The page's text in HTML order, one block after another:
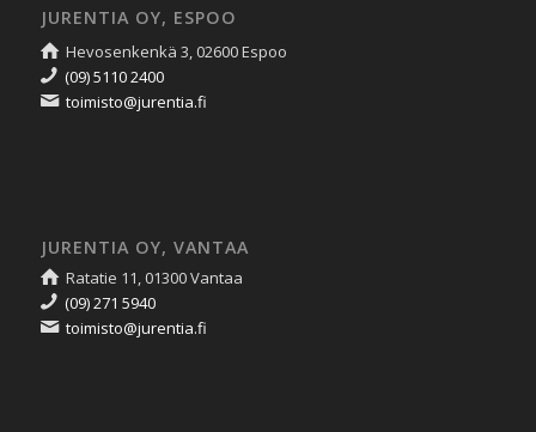
JURENTIA OY, ESPOO
Hevosenkenkä 3, 02600 Espoo
(09) 5110 2400
toimisto@jurentia.fi
JURENTIA OY, VANTAA
Ratatie 11, 01300 Vantaa
(09) 271 5940
toimisto@jurentia.fi